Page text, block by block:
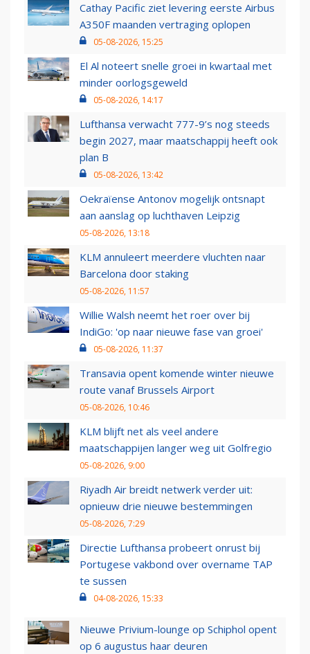
Cathay Pacific ziet levering eerste Airbus
A350F maanden vertraging oplopen
05-08-2026, 15:25
El Al noteert snelle groei in kwartaal met
minder oorlogsgeweld
05-08-2026, 14:17
Lufthansa verwacht 777-9’s nog steeds
begin 2027, maar maatschappij heeft ook
plan B
05-08-2026, 13:42
Oekraïense Antonov mogelijk ontsnapt
aan aanslag op luchthaven Leipzig
05-08-2026, 13:18
KLM annuleert meerdere vluchten naar
Barcelona door staking
05-08-2026, 11:57
Willie Walsh neemt het roer over bij
IndiGo: 'op naar nieuwe fase van groei'
05-08-2026, 11:37
Transavia opent komende winter nieuwe
route vanaf Brussels Airport
05-08-2026, 10:46
KLM blijft net als veel andere
maatschappijen langer weg uit Golfregio
05-08-2026, 9:00
Riyadh Air breidt netwerk verder uit:
opnieuw drie nieuwe bestemmingen
05-08-2026, 7:29
Directie Lufthansa probeert onrust bij
Portugese vakbond over overname TAP
te sussen
04-08-2026, 15:33
Nieuwe Privium-lounge op Schiphol opent
op 6 augustus haar deuren